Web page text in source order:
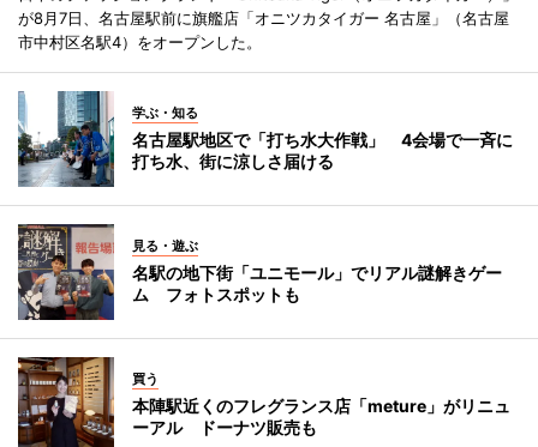
が8月7日、名古屋駅前に旗艦店「オニツカタイガー 名古屋」（名古屋
市中村区名駅4）をオープンした。
学ぶ・知る
名古屋駅地区で「打ち水大作戦」 4会場で一斉に
打ち水、街に涼しさ届ける
見る・遊ぶ
名駅の地下街「ユニモール」でリアル謎解きゲー
ム フォトスポットも
買う
本陣駅近くのフレグランス店「meture」がリニュ
ーアル ドーナツ販売も